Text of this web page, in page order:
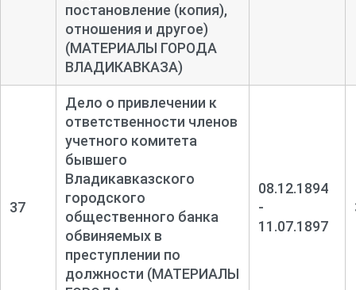
постановление (копия),
отношения и другое)
(МАТЕРИАЛЫ ГОРОДА
ВЛАДИКАВКАЗА)
37
Дело о привлечении к
ответственности членов
учетного комитета
бывшего
Владикавказского
городского
общественного банка
обвиняемых в
преступлении по
должности (МАТЕРИАЛЫ
08.12.1894
-
11.07.1897